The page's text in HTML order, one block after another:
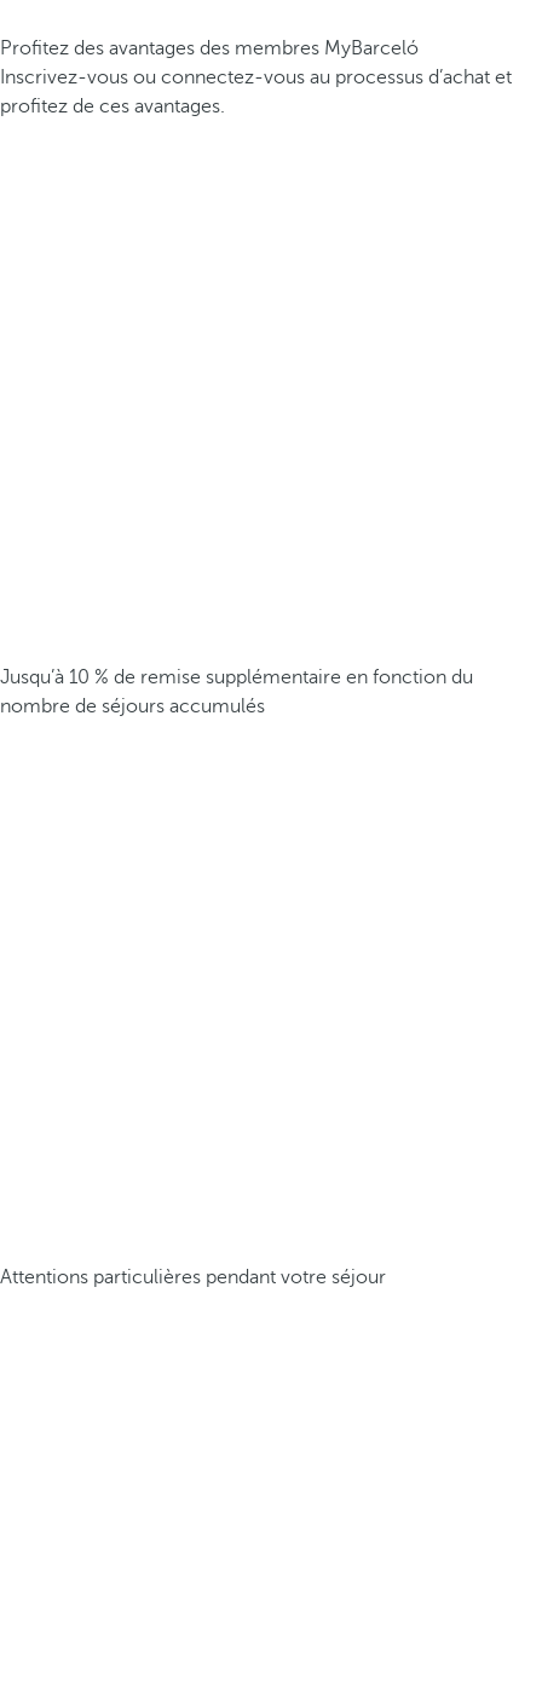
Profitez des avantages des membres MyBarceló
Inscrivez-vous ou connectez-vous au processus d’achat et
profitez de ces avantages.
Jusqu’à 10 % de remise supplémentaire en fonction du
nombre de séjours accumulés
Attentions particulières pendant votre séjour